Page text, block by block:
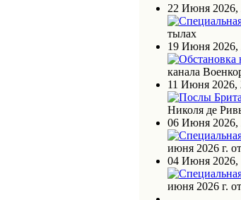
22 Июня 2026,
тылах
19 Июня 2026,
канала
11 Июня 2026,
Николя де
06 Июня 2026,
июня 2026 г.
04 Июня 2026,
июня 2026 г.